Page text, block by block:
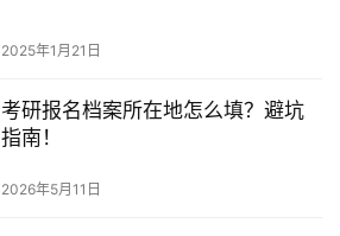
2025年1月21日
考研报名档案所在地怎么填？避坑
指南！
2026年5月11日